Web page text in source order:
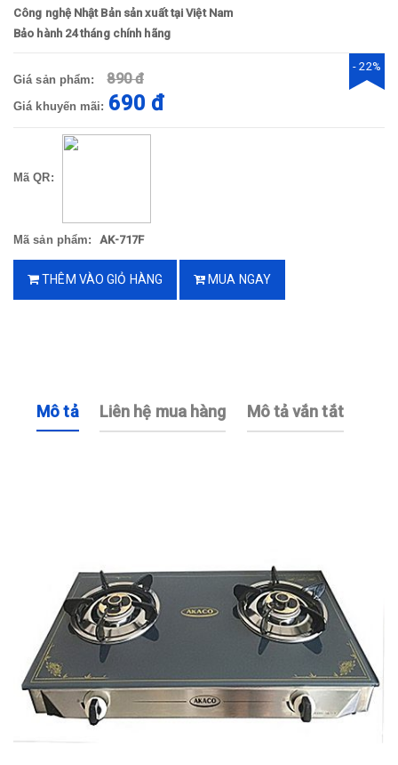
Công nghệ Nhật Bản sản xuất tại Việt Nam
Bảo hành 24 tháng chính hãng
Giá sản phẩm: 890 đ
Giá khuyến mãi: 690 đ
- 22%
Mã QR:
Mã sản phẩm: AK-717F
THÊM VÀO GIỎ HÀNG MUA NGAY
Mô tả Liên hệ mua hàng Mô tả vắn tắt